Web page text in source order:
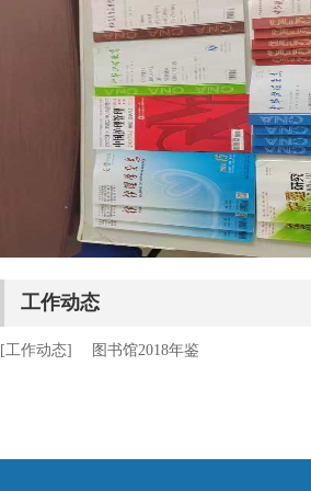
工作动态
[工作动态] 图书馆2018年鉴